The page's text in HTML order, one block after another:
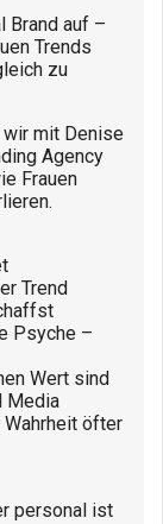
Brand auf –
Trends
zu
mit Denise
Agency
Frauen
Trend
Psyche –
Wert sind
Media
Wahrheit öfter
personal ist